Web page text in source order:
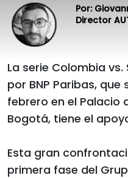
Por:
Director
La serie Colombia
por BNP Paribas, que
febrero en el Palacio
Bogotá, tiene el
Esta gran
primera fase del